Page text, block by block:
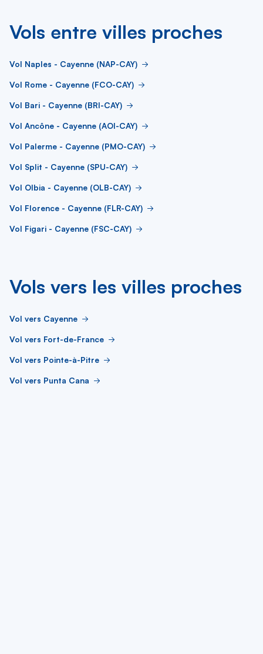
Vols entre villes proches
Vol Naples - Cayenne (NAP-CAY)
Vol Rome - Cayenne (FCO-CAY)
Vol Bari - Cayenne (BRI-CAY)
Vol Ancône - Cayenne (AOI-CAY)
Vol Palerme - Cayenne (PMO-CAY)
Vol Split - Cayenne (SPU-CAY)
Vol Olbia - Cayenne (OLB-CAY)
Vol Florence - Cayenne (FLR-CAY)
Vol Figari - Cayenne (FSC-CAY)
Vols vers les villes proches
Vol vers Cayenne
Vol vers Fort-de-France
Vol vers Pointe-à-Pitre
Vol vers Punta Cana